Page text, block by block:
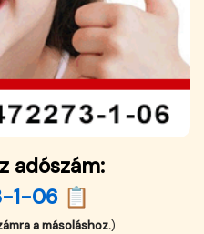
adószám:
1-06 📋
a másoláshoz.)